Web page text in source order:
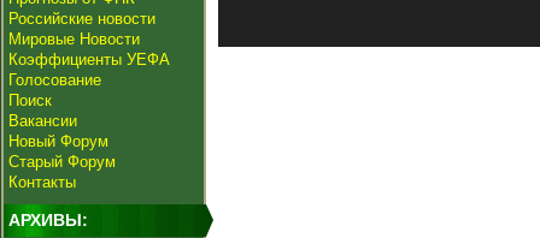
Российские новости
Мировые Новости
Коэффициенты УЕФА
Голосование
Поиск
Вакансии
Новый Форум
Старый Форум
Контакты
АРХИВЫ: